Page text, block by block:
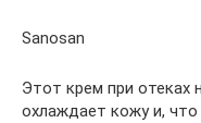
Sanosan
Этот крем при отеках
охлаждает кожу и,